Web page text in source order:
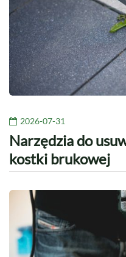
2026-07-31
Narzędzia do
kostki brukowej